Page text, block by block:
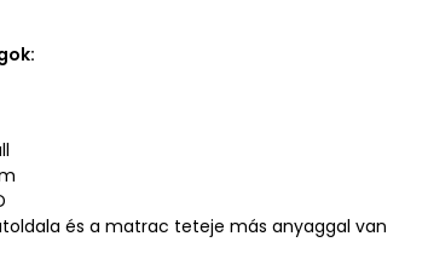
és a matrac teteje más anyaggal van